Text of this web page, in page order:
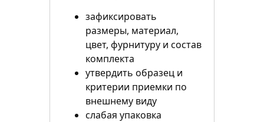
зафиксировать
размеры, материал,
цвет, фурнитуру и состав
комплекта
утвердить образец и
критерии приемки по
внешнему виду
слабая упаковка